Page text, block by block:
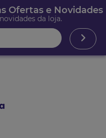
Ofertas e Novidades
da loja.